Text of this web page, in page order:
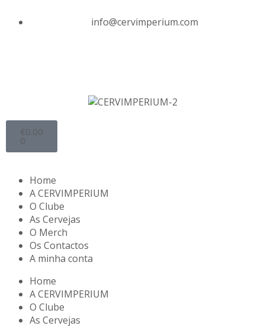
info@cervimperium.com
€0.00
0
Home
A CERVIMPERIUM
O Clube
As Cervejas
O Merch
Os Contactos
A minha conta
Home
A CERVIMPERIUM
O Clube
As Cervejas